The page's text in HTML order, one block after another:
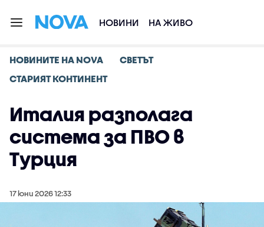
НОВИНИ НА ЖИВО
НОВИНИТЕ НА NOVA
СВЕТЪТ
СТАРИЯТ КОНТИНЕНТ
Италия разполага
система за ПВО в
Турция
17 юни 2026 12:33